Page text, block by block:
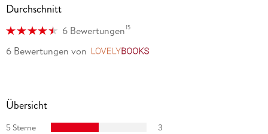
Durchschnitt
6 Bewertungen15
6 Bewertungen von
Übersicht
5 Sterne
3